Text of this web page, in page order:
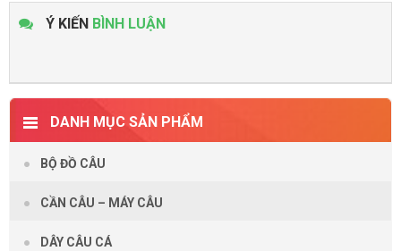
Ý KIẾN BÌNH LUẬN
DANH MỤC SẢN PHẨM
BỘ ĐỒ CÂU
CẦN CÂU – MÁY CÂU
DÂY CÂU CÁ